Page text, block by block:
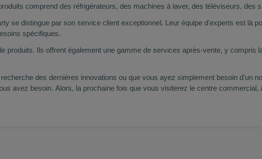
comprend des réfrigérateurs, des machines à laver, des téléviseurs, des
se distingue par son service client exceptionnel. Leur équipe d'experts est là
spécifiques.
produits. Ils offrent également une gamme de services après-vente, y compris
des dernières innovations ou que vous ayez simplement besoin d'un
avez besoin. Alors, la prochaine fois que vous visiterez le centre